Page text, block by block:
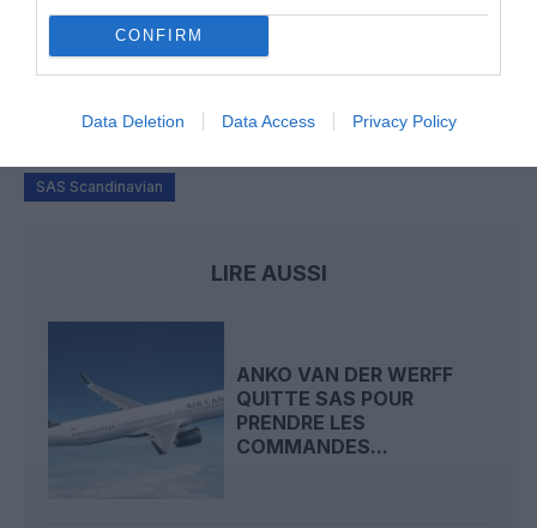
CONFIRM
Data Deletion Data Access Privacy Policy
Badissi novembri a commenté l'article :
Nice–Corse : ces vols électriques qui se profilent à
SAS Scandinavian
LIRE AUSSI
ANKO VAN DER WERFF
QUITTE SAS POUR
PRENDRE LES
COMMANDES...